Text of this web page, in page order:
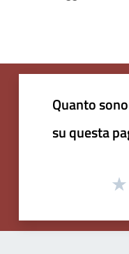
Quanto
su questa